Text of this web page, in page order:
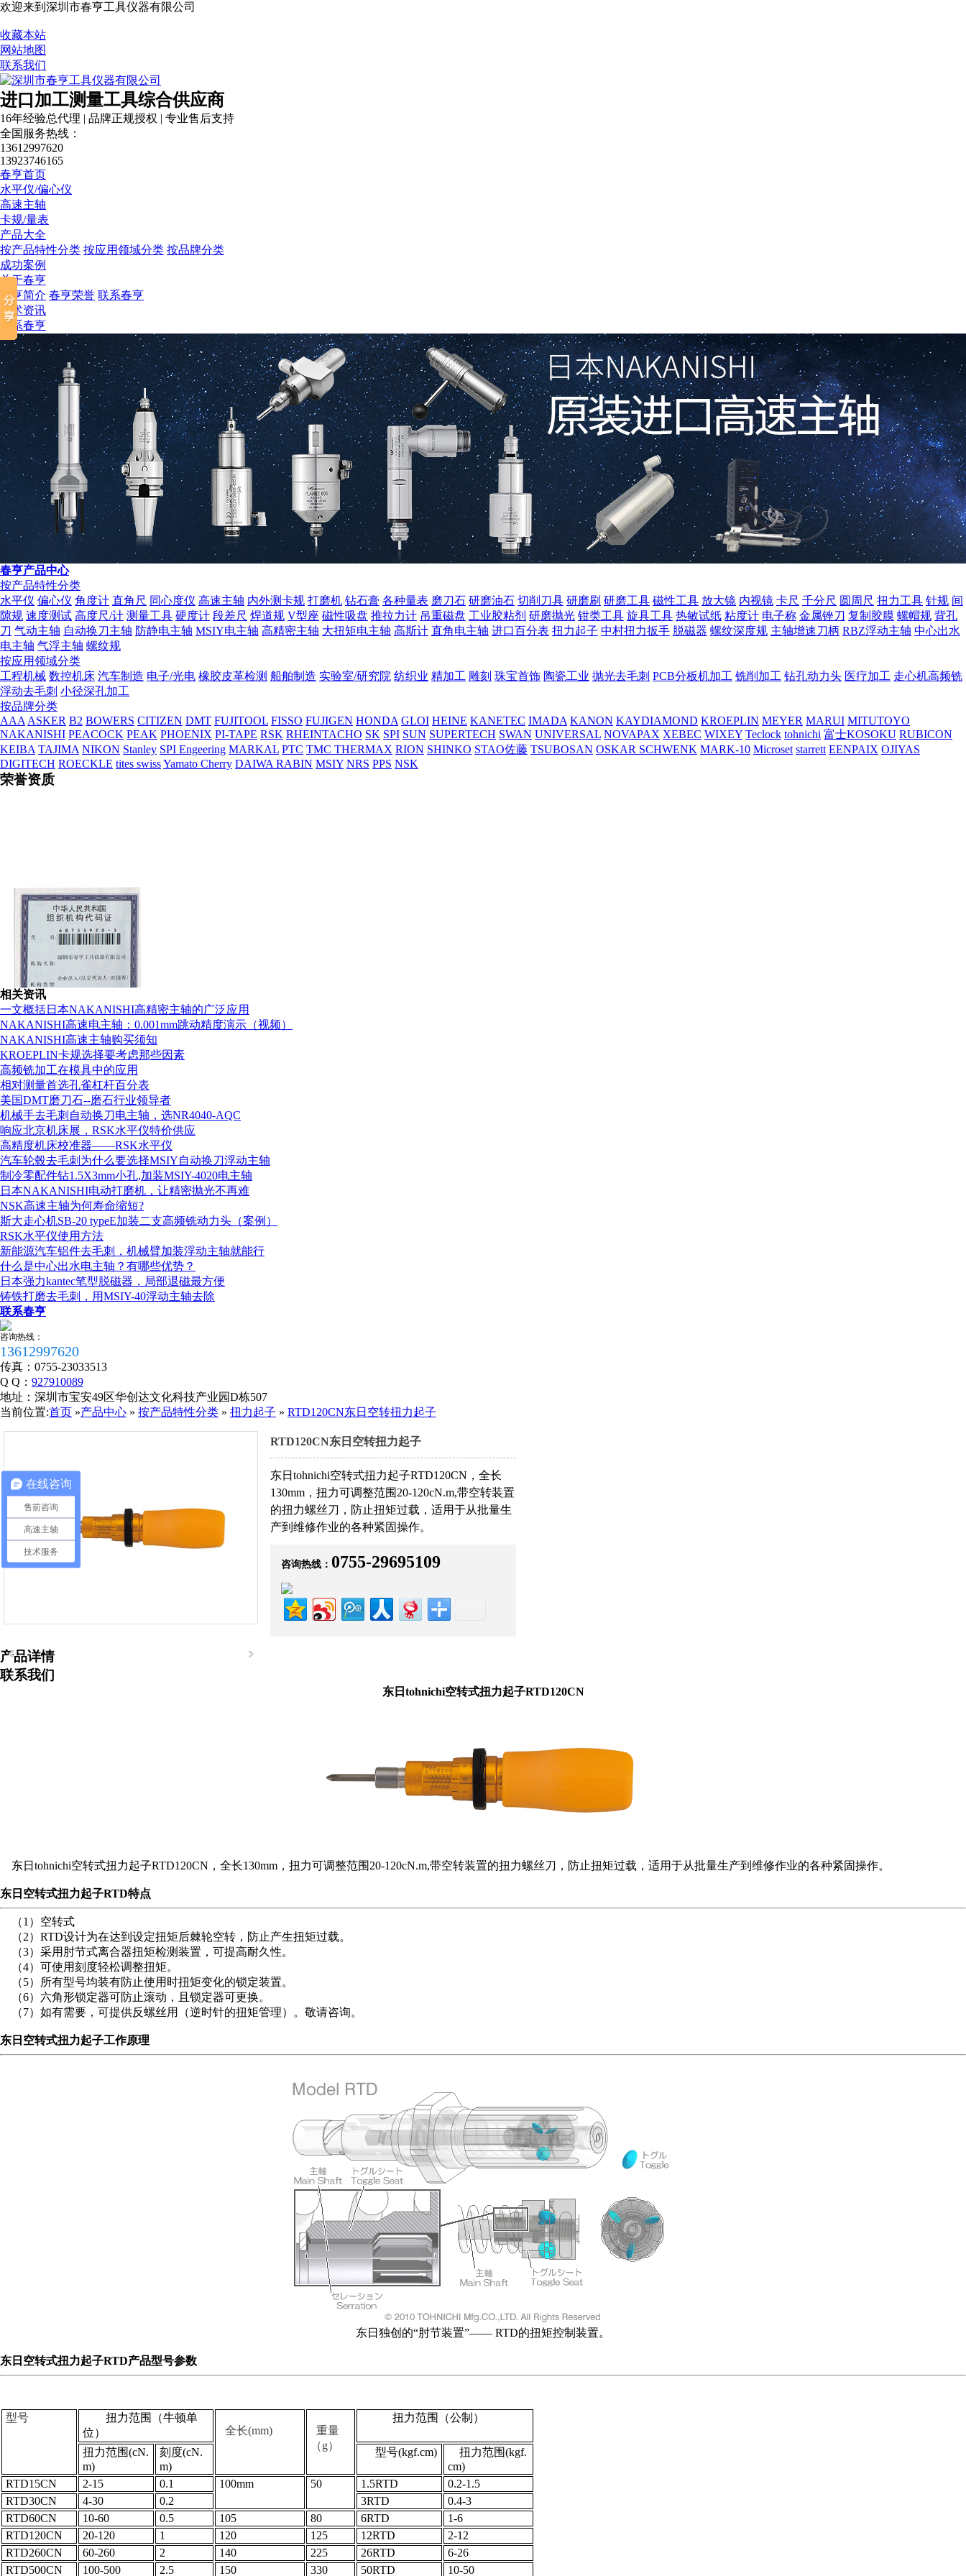
欢迎来到深圳市春亨工具仪器有限公司
收藏本站
网站地图
联系我们
进口加工测量工具综合供应商
16年经验总代理 | 品牌正规授权 | 专业售后支持
全国服务热线：
13612997620
13923746165
春亨首页
水平仪/偏心仪
高速主轴
卡规/量表
产品大全
按产品特性分类 按应用领域分类 按品牌分类
成功案例
关于春亨
春亨简介 春亨荣誉 联系春亨
技术资讯
联系春亨
春亨产品中心
按产品特性分类
水平仪 偏心仪 角度计 直角尺 同心度仪 高速主轴 内外测卡规 打磨机 钻石膏 各种量表 磨刀石 研磨油石 切削刀具 研磨刷 研磨工具 磁性工具 放大镜 内视镜 卡尺 千分尺 圆周尺 扭力工具 针规 间
隙规 速度测试 高度尺/计 测量工具 硬度计 段差尺 焊道规 V型座 磁性吸盘 推拉力计 吊重磁盘 工业胶粘剂 研磨抛光 钳类工具 旋具工具 热敏试纸 粘度计 电子称 金属锉刀 复制胶膜 螺帽规 背孔
刀 气动主轴 自动换刀主轴 防静电主轴 MSIY电主轴 高精密主轴 大扭矩电主轴 高斯计 直角电主轴 进口百分表 扭力起子 中村扭力扳手 脱磁器 螺纹深度规 主轴增速刀柄 RBZ浮动主轴 中心出水
电主轴 气浮主轴 螺纹规
按应用领域分类
工程机械 数控机床 汽车制造 电子/光电 橡胶皮革检测 船舶制造 实验室/研究院 纺织业 精加工 雕刻 珠宝首饰 陶瓷工业 抛光去毛刺 PCB分板机加工 铣削加工 钻孔动力头 医疗加工 走心机高频铣
浮动去毛刺 小径深孔加工
按品牌分类
AAA ASKER B2 BOWERS CITIZEN DMT FUJITOOL FISSO FUJIGEN HONDA GLOI HEINE KANETEC IMADA KANON KAYDIAMOND KROEPLIN MEYER MARUI MITUTOYO
NAKANISHI PEACOCK PEAK PHOENIX PI-TAPE RSK RHEINTACHO SK SPI SUN SUPERTECH SWAN UNIVERSAL NOVAPAX XEBEC WIXEY Teclock tohnichi 富士KOSOKU RUBICON
KEIBA TAJIMA NIKON Stanley SPI Engeering MARKAL PTC TMC THERMAX RION SHINKO STAO佐藤 TSUBOSAN OSKAR SCHWENK MARK-10 Microset starrett EENPAIX OJIYAS
DIGITECH ROECKLE tites swissYamato Cherry DAIWA RABIN MSIY NRS PPS NSK
荣誉资质
税务登记证
营业执照
组织机构代码证
税务登记证
营业执照
税务登记证
相关资讯
一文概括日本NAKANISHI高精密主轴的广泛应用
NAKANISHI高速电主轴：0.001mm跳动精度演示（视频）
NAKANISHI高速主轴购买须知
KROEPLIN卡规选择要考虑那些因素
高频铣加工在模具中的应用
相对测量首选孔雀杠杆百分表
美国DMT磨刀石--磨石行业领导者
机械手去毛刺自动换刀电主轴，选NR4040-AQC
响应北京机床展，RSK水平仪特价供应
高精度机床校准器——RSK水平仪
汽车轮毂去毛刺为什么要选择MSIY自动换刀浮动主轴
制冷零配件钻1.5X3mm小孔,加装MSIY-4020电主轴
日本NAKANISHI电动打磨机，让精密抛光不再难
NSK高速主轴为何寿命缩短?
斯大走心机SB-20 typeE加装二支高频铣动力头（案例）
RSK水平仪使用方法
新能源汽车铝件去毛刺，机械臂加装浮动主轴就能行
什么是中心出水电主轴？有哪些优势？
日本强力kantec笔型脱磁器，局部退磁最方便
铸铁打磨去毛刺，用MSIY-40浮动主轴去除
联系春亨
咨询热线：
13612997620
传真： 0755-23033513
Q Q： 927910089
地址： 深圳市宝安49区华创达文化科技产业园D栋507
当前位置:首页 »产品中心 » 按产品特性分类 » 扭力起子 » RTD120CN东日空转扭力起子
RTD120CN东日空转扭力起子
东日tohnichi空转式扭力起子RTD120CN，全长
130mm，扭力可调整范围20-120cN.m,带空转装置
的扭力螺丝刀，防止扭矩过载，适用于从批量生
产到维修作业的各种紧固操作。
咨询热线： 0755-29695109
产品详情
联系我们
东日tohnichi空转式扭力起子RTD120CN
东日tohnichi空转式扭力起子RTD120CN，全长130mm，扭力可调整范围20-120cN.m,带空转装置的扭力螺丝刀，防止扭矩过载，适用于从批量生产到维修作业的各种紧固操作。
东日空转式扭力起子RTD特点
（1）空转式
（2）RTD设计为在达到设定扭矩后棘轮空转，防止产生扭矩过载。
（3）采用肘节式离合器扭矩检测装置，可提高耐久性。
（4）可使用刻度轻松调整扭矩。
（5）所有型号均装有防止使用时扭矩变化的锁定装置。
（6）六角形锁定器可防止滚动，且锁定器可更换。
（7）如有需要，可提供反螺丝用（逆时针的扭矩管理）。敬请咨询。
东日空转式扭力起子工作原理
东日独创的“肘节装置”—— RTD的扭矩控制装置。
东日空转式扭力起子RTD产品型号参数
型号
扭力范围（牛顿单
位）
全长(mm)
重量
（g）
扭力范围（公制）
扭力范围(cN.
m)
刻度(cN.
m)
型号(kgf.cm)
扭力范围(kgf.
cm)
RTD15CN
2-15 0.1 100mm 50 1.5RTD
0.2-1.5
RTD30CN
4-30 0.2 3RTD
0.4-3
RTD60CN
10-60 0.5 105 80 6RTD
1-6
RTD120CN
20-120 1 120 125 12RTD
2-12
RTD260CN
60-260 2 140 225 26RTD
6-26
RTD500CN
100-500 2.5 150 330 50RTD 10-50
在线咨询
售前咨询
高速主轴
技术服务